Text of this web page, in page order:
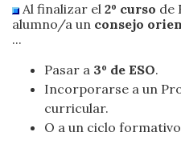
Al finalizar el 2º curso de
alumno/a un consejo
...
Pasar a 3º de ESO.
Incorporarse a un
curricular.
O a un ciclo